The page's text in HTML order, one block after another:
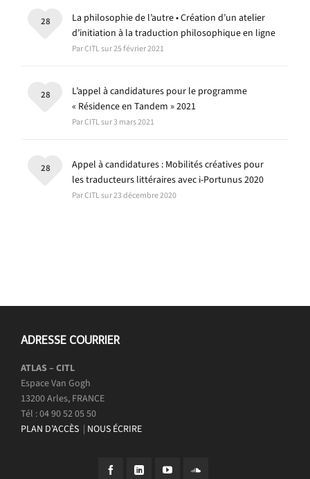
La philosophie de l’autre • Création d’un atelier
d’initiation à la traduction philosophique en ligne
Par CITL sur 25 février 2021
28
L’appel à candidatures pour le programme
« Résidence en Tandem » 2021
Par CITL sur 3 mars 2021
28
Appel à candidatures : Mobilités créatives pour
les traducteurs littéraires avec i-Portunus 2020
Par CITL sur 23 décembre 2020
28
ADRESSE COURRIER
ATLAS – CITL
Espace Van Gogh
13200 Arles, FRANCE
Tél : 04 90 52 05 50
PLAN D’ACCÈS | NOUS ÉCRIRE